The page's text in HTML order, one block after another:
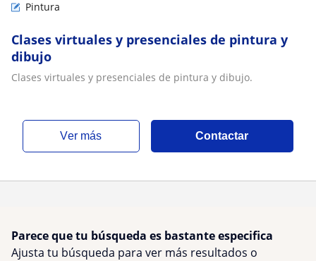
Pintura
Clases virtuales y presenciales de pintura y
dibujo
Clases virtuales y presenciales de pintura y dibujo.
ver más Contactar
Parece que tu búsqueda es bastante especifica
Ajusta tu búsqueda para ver más resultados o